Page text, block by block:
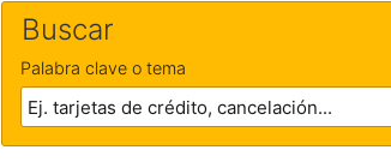
Buscar
Palabra clave o tema